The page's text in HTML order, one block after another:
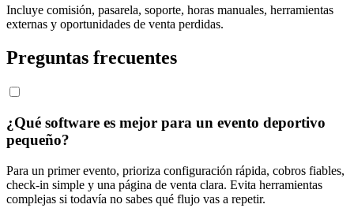
Incluye comisión, pasarela, soporte, horas manuales, herramientas
externas y oportunidades de venta perdidas.
Preguntas frecuentes
¿Qué software es mejor para un evento deportivo
pequeño?
Para un primer evento, prioriza configuración rápida, cobros fiables,
check-in simple y una página de venta clara. Evita herramientas
complejas si todavía no sabes qué flujo vas a repetir.